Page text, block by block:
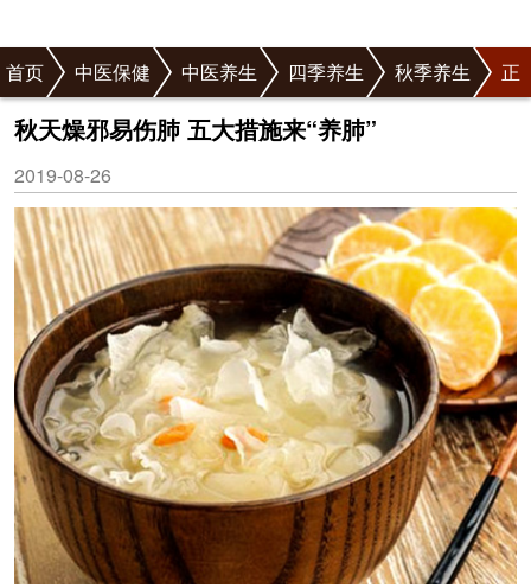
首页 中医保健 中医养生 四季养生 秋季养生
正
文秋天燥邪易伤肺 五大措施来“养肺”
2019-08-26